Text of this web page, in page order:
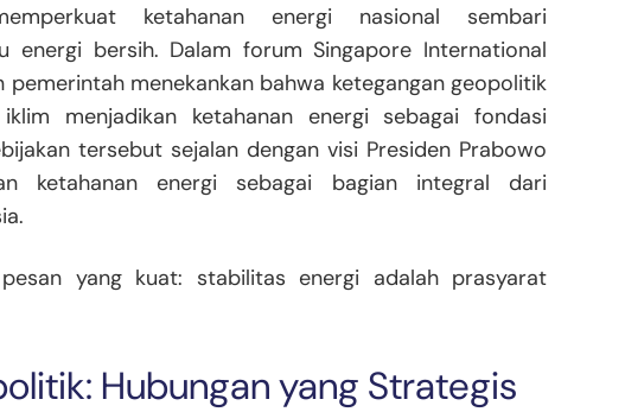
ketahanan energi nasional sembari
energi bersih. Dalam forum Singapore International
pemerintah menekankan bahwa ketegangan geopolitik
menjadikan ketahanan energi sebagai fondasi
tersebut sejalan dengan visi Presiden Prabowo
ketahanan energi sebagai bagian integral dari
yang kuat: stabilitas energi adalah prasyarat
Hubungan yang Strategis